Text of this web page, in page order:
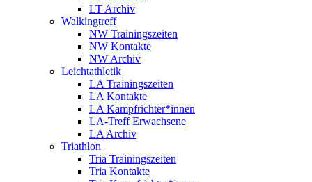
LT Archiv
Walkingtreff
NW Trainingszeiten
NW Kontakte
NW Archiv
Leichtathletik
LA Trainingszeiten
LA Kontakte
LA Kampfrichter*innen
LA-Treff Erwachsene
LA Archiv
Triathlon
Tria Trainingszeiten
Tria Kontakte